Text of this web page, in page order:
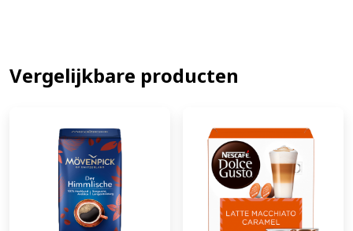
Vergelijkbare producten